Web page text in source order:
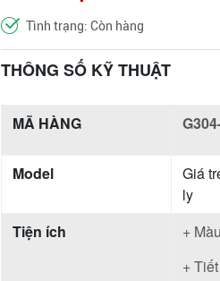
Tình trạng: Còn hàng
THÔNG SỐ KỸ THUẬT
MÃ HÀNG
Model
Giá
ly
Tiện ích
+
+